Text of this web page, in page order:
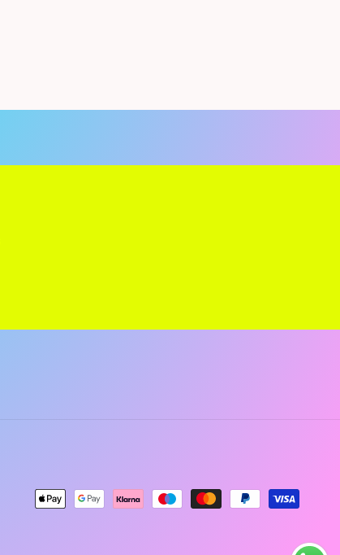
Payment